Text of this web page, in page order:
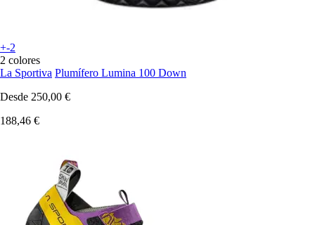
+-2
2 colores
La Sportiva Plumífero Lumina 100 Down
Desde 250,00 €
188,46 €